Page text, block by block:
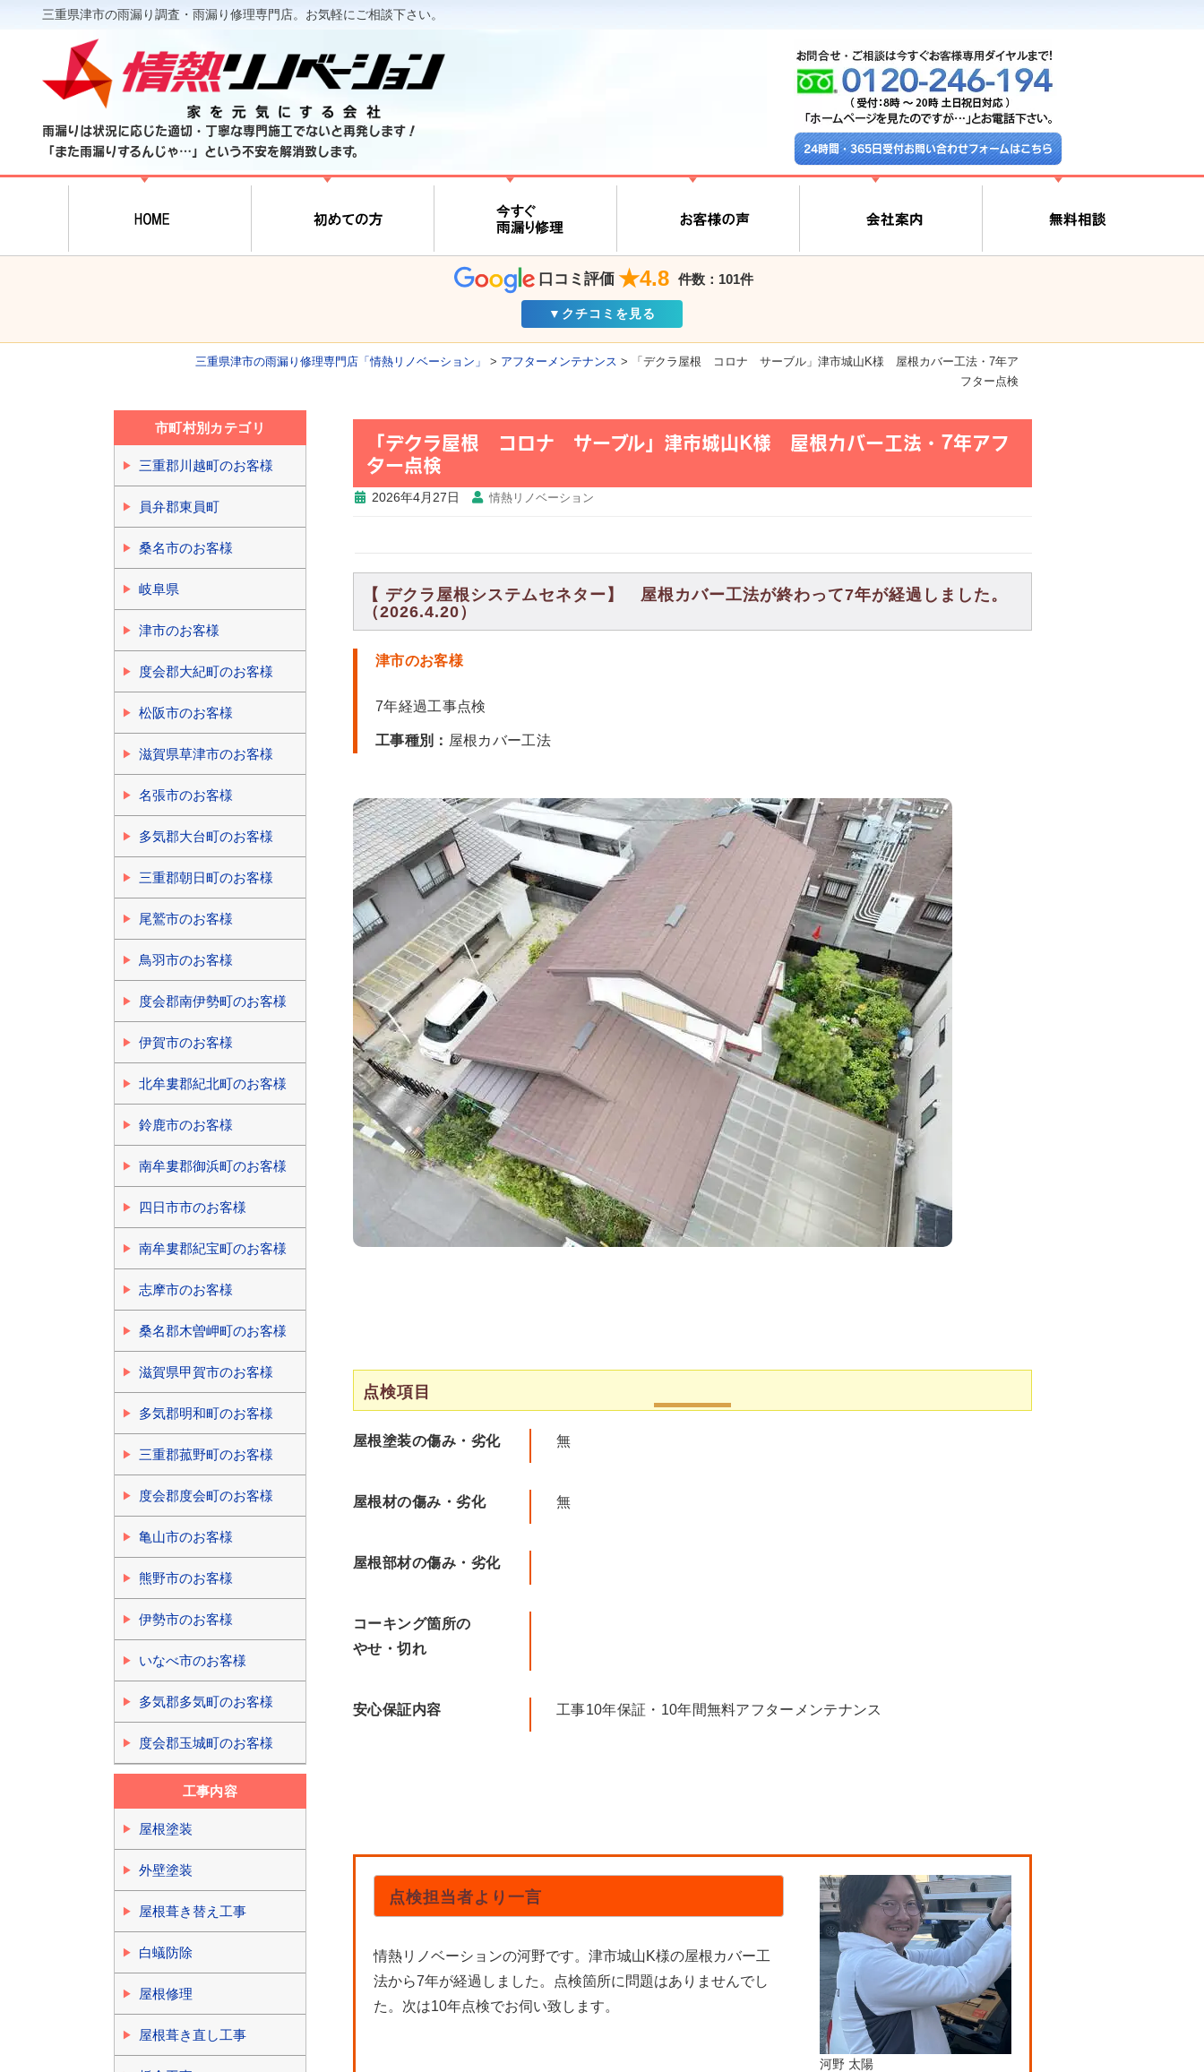
三重県津市の雨漏り調査・雨漏り修理専門店。お気軽にご相談下さい。
雨漏りは状況に応じた適切・丁寧な専門施工でないと再発します！
「また雨漏りするんじゃ…」という不安を解消致します。
24時間・365日受付お問い合わせフォームはこちら
口コミ評価 ★4.8 件数：101件
▼クチコミを見る
三重県津市の雨漏り修理専門店「情熱リノベーション」 > アフターメンテナンス >
「デクラ屋根 コロナ サーブル」津市城山K様 屋根カバー工法・7年ア
フター点検
「デクラ屋根 コロナ サーブル」津市城山K様 屋根カバー工法・7年アフ
ター点検
2026年4月27日 情熱リノベーション
【 デクラ屋根システムセネター】 屋根カバー工法が終わって7年が経過しました。
（2026.4.20）
津市のお客様
7年経過工事点検
工事種別： 屋根カバー工法
点検項目
屋根塗装の傷み・劣化 無
屋根材の傷み・劣化 無
屋根部材の傷み・劣化
コーキング箇所の
やせ・切れ
安心保証内容 工事10年保証・10年間無料アフターメンテナンス
点検担当者より一言
情熱リノベーションの河野です。津市城山K様の屋根カバー工
法から7年が経過しました。点検箇所に問題はありませんでし
た。次は10年点検でお伺い致します。
河野 太陽
市町村別カテゴリ
三重郡川越町のお客様
員弁郡東員町
桑名市のお客様
岐阜県
津市のお客様
度会郡大紀町のお客様
松阪市のお客様
滋賀県草津市のお客様
名張市のお客様
多気郡大台町のお客様
三重郡朝日町のお客様
尾鷲市のお客様
鳥羽市のお客様
度会郡南伊勢町のお客様
伊賀市のお客様
北牟婁郡紀北町のお客様
鈴鹿市のお客様
南牟婁郡御浜町のお客様
四日市市のお客様
南牟婁郡紀宝町のお客様
志摩市のお客様
桑名郡木曽岬町のお客様
滋賀県甲賀市のお客様
多気郡明和町のお客様
三重郡菰野町のお客様
度会郡度会町のお客様
亀山市のお客様
熊野市のお客様
伊勢市のお客様
いなべ市のお客様
多気郡多気町のお客様
度会郡玉城町のお客様
工事内容
屋根塗装
外壁塗装
屋根葺き替え工事
白蟻防除
屋根修理
屋根葺き直し工事